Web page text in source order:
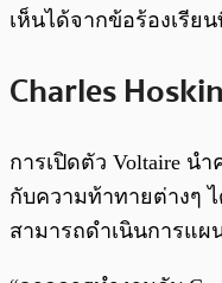
เห็นได้จากข้อร้องเรีย
Charles
การเปิดตัว Voltaire น
กับความท้าทายต่างๆ
สามารถดำเนินการแผ